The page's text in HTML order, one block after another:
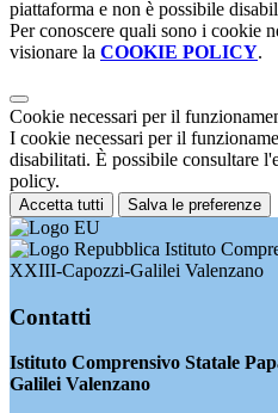
piattaforma e non è possibile
Per conoscere quali sono i cookie
visionare la COOKIE POLICY.
Cookie necessari per il
I cookie necessari per il
disabilitati. È possibile consultare
policy.
Accetta tutti Salva le preferenze
Istituto
XXIII-Capozzi-Galilei Valenzano
Contatti
Istituto Comprensivo Statale
Galilei Valenzano